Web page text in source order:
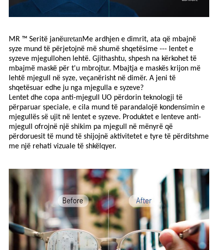
MR ™ Seritë janëuretanMe ardhjen e dimrit, ata që mbajnë
syze mund të përjetojnë më shumë shqetësime --- lentet e
syzeve mjegullohen lehtë. Gjithashtu, shpesh na kërkohet të
mbajmë maskë për t'u mbrojtur. Mbajtja e maskës krijon më
lehtë mjegull në syze, veçanërisht në dimër. A jeni të
shqetësuar edhe ju nga mjegulla e syzeve?
Lentet dhe copa anti-mjegull UO përdorin teknologji të
përparuar speciale, e cila mund të parandalojë kondensimin e
mjegullës së ujit në lentet e syzeve. Produktet e lenteve anti-
mjegull ofrojnë një shikim pa mjegull në mënyrë që
përdoruesit të mund të shijojnë aktivitetet e tyre të përditshme
me një rehati vizuale të shkëlqyer.